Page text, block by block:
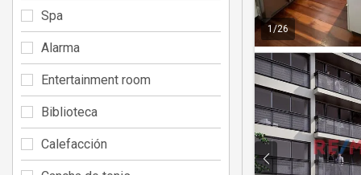
1 /26
Spa
Alarma
Entertainment room
Biblioteca
Calefacción